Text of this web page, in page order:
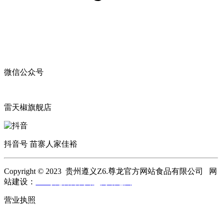
微信公众号
雷天椒旗舰店
抖音号 苗寨人家佳裕
Copyright © 2023 贵州遵义Z6.尊龙官方网站食品有限公司 网
站建设：
营业执照